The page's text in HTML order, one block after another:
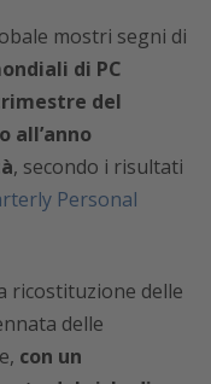
mostri segni di
di PC
del
all’anno
, secondo i risultati
Personal
ricostituzione delle
delle
con un